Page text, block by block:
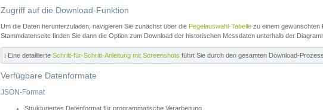
Zugriff auf die Download-Funktion
Um die Daten herunterzuladen, navigieren Sie zunächst über die Pegelauswahl-Tabelle zu einem gewünschten
Stammdatenseite finden Sie dann die Option zum Download der historischen Messdaten unterhalb der
ℹ️ Eine detaillierte Schritt-für-Schritt-Anleitung mit Screenshots führt Sie durch den gesamten Download-Prozess.
Verfügbare Datenformate
JSON-Format
Strukturiertes Datenformat für programmatische Verarbeitung